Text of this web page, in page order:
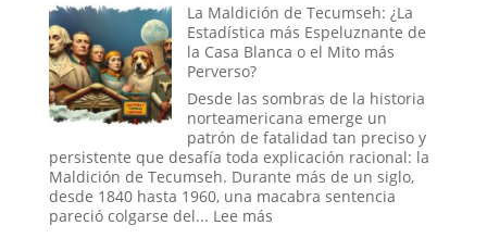
y
Sedujeron
a
Nueva
Era
Ruso
La
Digital
que
La Maldición de Tecumseh: ¿La
Estadística más Espeluznante de
la Casa Blanca o el Mito más
Perverso?
Desde las sombras de la historia
norteamericana emerge un
patrón de fatalidad tan preciso y
persistente que desafía toda explicación racional: la
Maldición de Tecumseh. Durante más de un siglo,
desde 1840 hasta 1960, una macabra sentencia
pareció colgarse del... Lee más: